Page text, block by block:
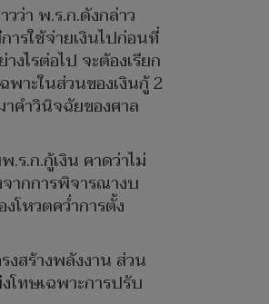
ว่า พ.ร.ก.ดังกล่าว
รใช้จ่ายเงินไปก่อนที่
ไรต่อไป จะต้องเรียก
าะในส่วนของเงินกู้ 2
คำวินิจฉัยของศาล
.ก.กู้เงิน คาดว่าไม่
ากการพิจารณางบ
โหวตคว่ำการตั้ง
งสร้างพลังงาน ส่วน
โทษเฉพาะการปรับ